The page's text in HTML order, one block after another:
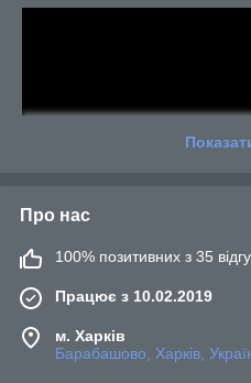
Про нас
100% позитивних з 35
Працює з 10.02.2019
м. Харків
Барабашово, Харків,